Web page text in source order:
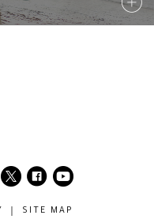
SITE MAP